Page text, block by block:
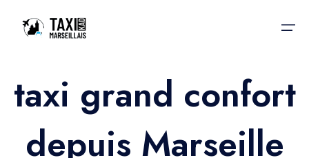
Accueil
Nos services
Nos services
taxi grand confort
depuis Marseille